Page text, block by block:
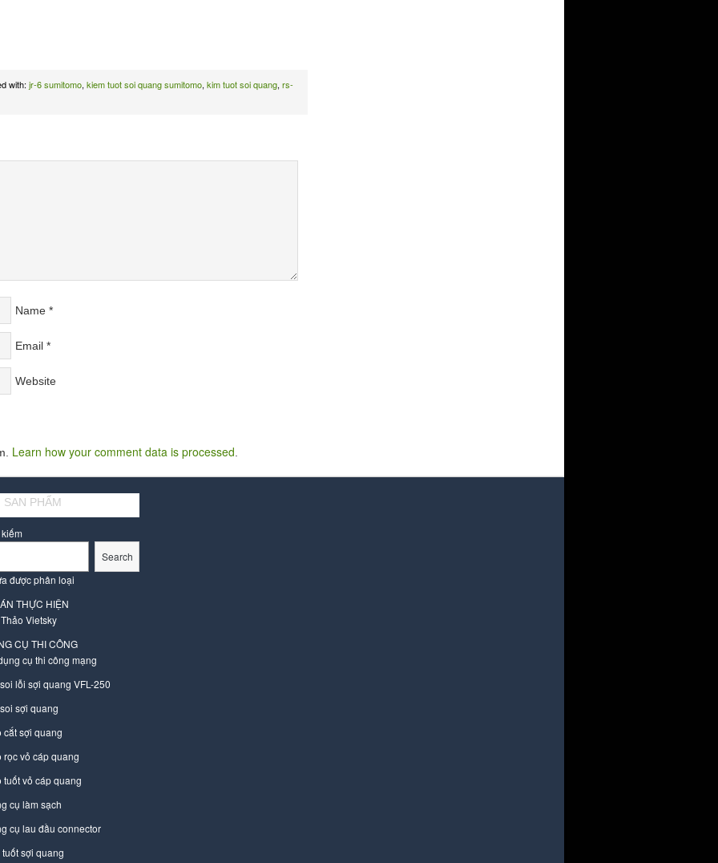
with: jr-6 sumitomo, kiem tuot soi quang sumitomo, kim tuot soi quang, rs-
Name *
Email *
Website
Learn how your comment data is processed
SAN PHẨM
Search
được phân loại
THỰC HIỆN
Vietsky
CỤ THI CÔNG
cụ thi công mạng
lỗi sợi quang VFL-250
sợi quang
cắt sợi quang
rọc vỏ cáp quang
tuốt vỏ cáp quang
cụ làm sạch
cụ lau đầu connector
tuốt sợi quang